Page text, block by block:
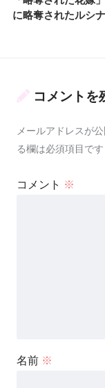
に略奪されたルシナ
コメントを
メールアドレスが
る欄は必須項目です
コメント ※
名前 ※